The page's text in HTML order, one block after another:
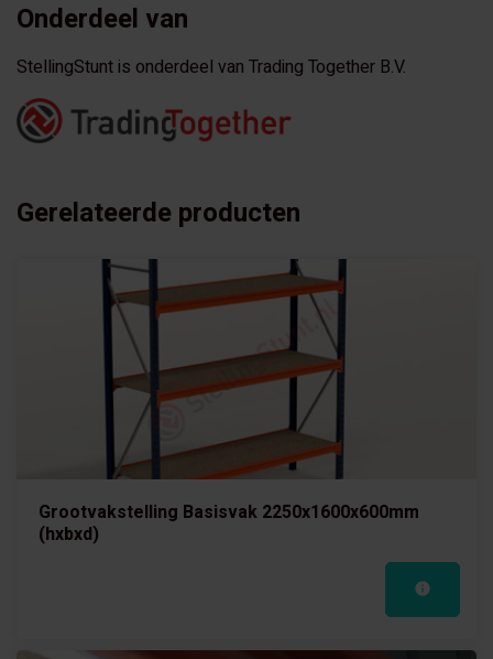
Onderdeel van
StellingStunt is onderdeel van Trading Together B.V.
Gerelateerde producten
Grootvakstelling Basisvak 2250x1600x600mm
(hxbxd)